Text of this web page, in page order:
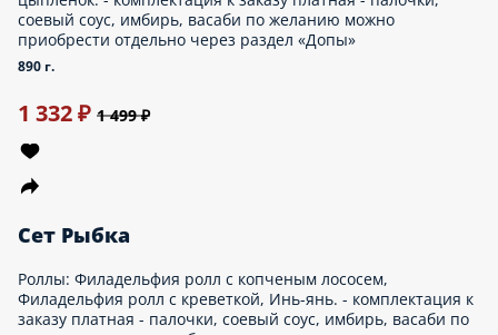
1680 г.
2 615 ₽2 999 ₽
Великолепная семерка
Пепперони, Цыпленок барбекю, Грибная, Охотник, Мясной пир.
3460 г.
3 282 ₽4 099 ₽